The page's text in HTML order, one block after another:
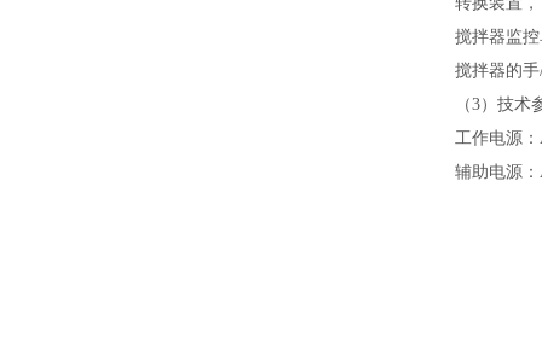
搅拌器监
搅拌器的手
（3）技术
工作电源：
辅助电源：